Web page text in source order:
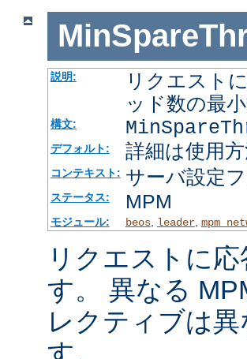
説明:
リクエスト
ッド数の最
構文:
デフォルト: 詳細は使用
コンテキスト: サーバ設定
ステータス: MPM
モジュール: beos, leader,
リクエストに
す。 異なる
レクティブは
す。